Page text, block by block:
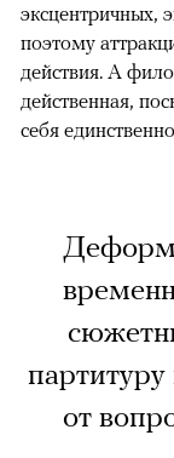
эксцентричных,
поэтому
действия. А
действенная,
себя
партитуру
от